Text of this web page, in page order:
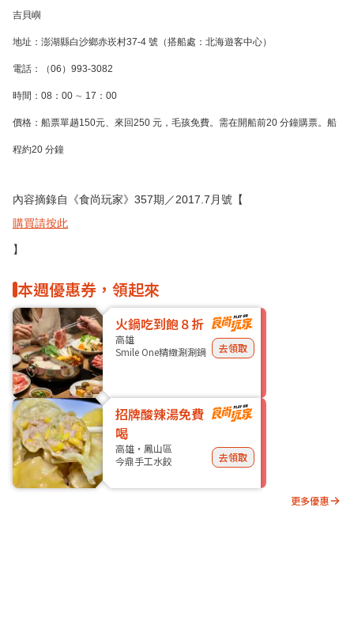
吉貝嶼
地址：澎湖縣白沙鄉赤崁村37-4 號（搭船處：北海遊客中心）
電話：（06）993-3082
時間：08：00 ∼ 17：00
價格：船票單趟150元、來回250 元，毛孩免費。需在開船前20 分鐘購票。船
程約20 分鐘
內容摘錄自《食尚玩家》357期／2017.7月號【
購買請按此
】
本週優惠券，領起來
火鍋吃到飽８折
高雄
Smile One精緻涮涮鍋
去領取
招牌酸辣湯免費
喝
高雄・鳳山區
今鼎手工水餃
去領取
更多優惠